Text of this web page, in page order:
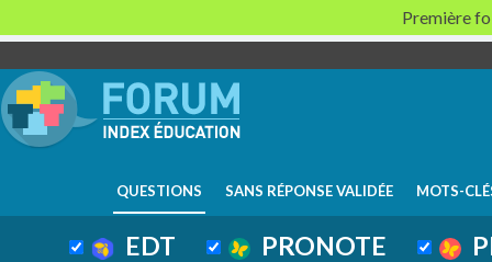
QUESTIONS SANS RÉPONSE VALIDÉE MOTS-
EDT PRONOTE
Première